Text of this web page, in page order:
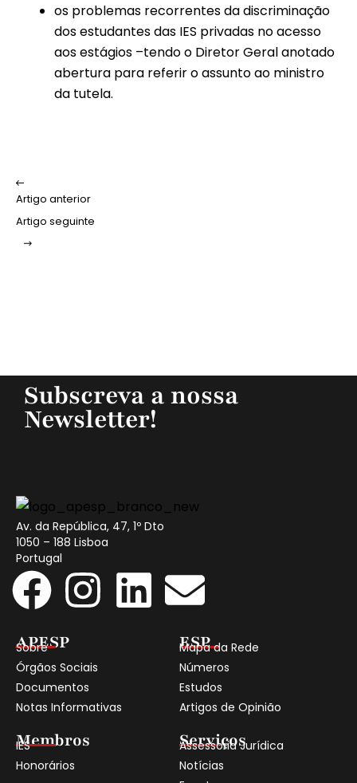
os problemas recorrentes da discriminação
dos estudantes das IES privadas no acesso
aos estágios –tendo o Diretor Geral anotado
abertura para referir o assunto ao ministro
da tutela.
Artigo anterior
Artigo seguinte
Subscreva a nossa
Newsletter!
Av. da República, 47, 1º Dto
1050 – 188 Lisboa
Portugal
APESP
Sobre
Órgãos Sociais
Documentos
Notas Informativas
Membros
IES
Honorários
ESP
Mapa da Rede
Números
Estudos
Artigos de Opinião
Serviços
Assessoria Jurídica
Notícias